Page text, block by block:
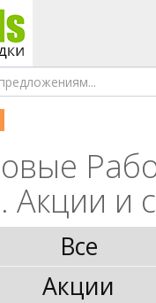
Акции и
Все
Акции